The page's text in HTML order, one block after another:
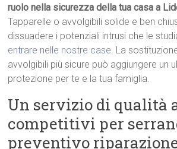
ruolo nella sicurezza della tua casa a
Tapparelle o avvolgibili solide e ben
dissuadere i potenziali intrusi che le
entrare nelle nostre case. La
avvolgibili più sicure può aggiungere un
protezione per te e la tua famiglia.
Un servizio di qualità
competitivi per
preventivo